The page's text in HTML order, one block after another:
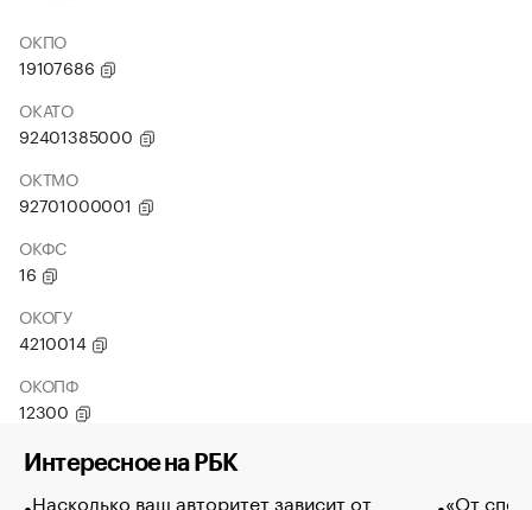
ОКПО
19107686
ОКАТО
92401385000
ОКТМО
92701000001
ОКФС
16
ОКОГУ
4210014
ОКОПФ
12300
Интересное на РБК
Насколько ваш авторитет зависит от
«От